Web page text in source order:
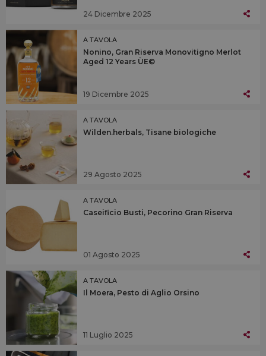
24 Dicembre 2025
A TAVOLA
Nonino, Gran Riserva Monovitigno Merlot
Aged 12 Years ÙE©
19 Dicembre 2025
A TAVOLA
Wilden.herbals, Tisane biologiche
29 Agosto 2025
A TAVOLA
Caseificio Busti, Pecorino Gran Riserva
01 Agosto 2025
A TAVOLA
Il Moera, Pesto di Aglio Orsino
11 Luglio 2025